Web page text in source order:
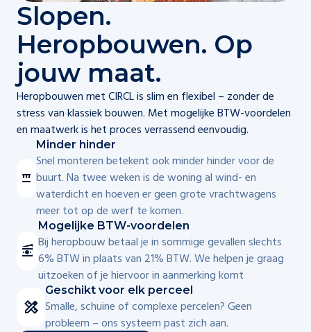
Slopen.
Heropbouwen. Op
jouw maat.
Heropbouwen met CIRCL is slim en flexibel – zonder de
stress van klassiek bouwen. Met mogelijke BTW-voordelen
en maatwerk is het proces verrassend eenvoudig.
Minder hinder
Snel monteren betekent ook minder hinder voor de
buurt. Na twee weken is de woning al wind- en
waterdicht en hoeven er geen grote vrachtwagens
meer tot op de werf te komen.
Mogelijke BTW-voordelen
Bij heropbouw betaal je in sommige gevallen slechts
6% BTW in plaats van 21% BTW. We helpen je graag
uitzoeken of je hiervoor in aanmerking komt
Geschikt voor elk perceel
Smalle, schuine of complexe percelen? Geen
probleem – ons systeem past zich aan.